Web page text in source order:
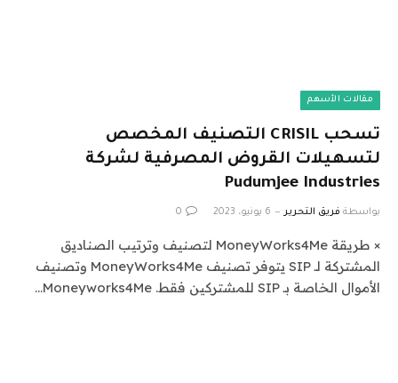
مقالات الأسهم
تسحب CRISIL التصنيف المخصص
لتسهيلات القروض المصرفية لشركة
Pudumjee Industries
بواسطة فريق التحرير 6 يونيو، 2023 0
× طريقة MoneyWorks4Me لتصنيف وترتيب الصناديق
المشتركة لـ SIP يتوفر تصنيف MoneyWorks4Me وتصنيف
الأموال الخاصة بـ SIP للمشتركين فقط. Moneyworks4Me…